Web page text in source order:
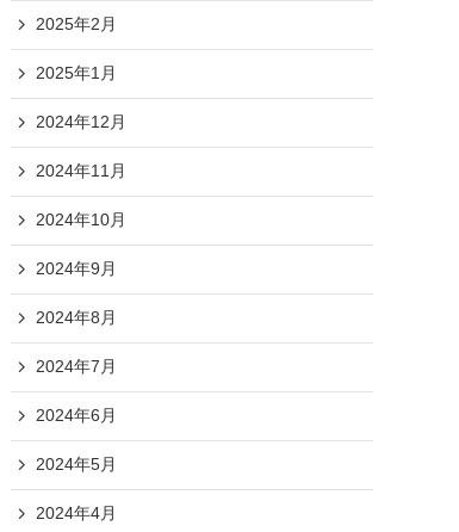
2025年2月
2025年1月
2024年12月
2024年11月
2024年10月
2024年9月
2024年8月
2024年7月
2024年6月
2024年5月
2024年4月